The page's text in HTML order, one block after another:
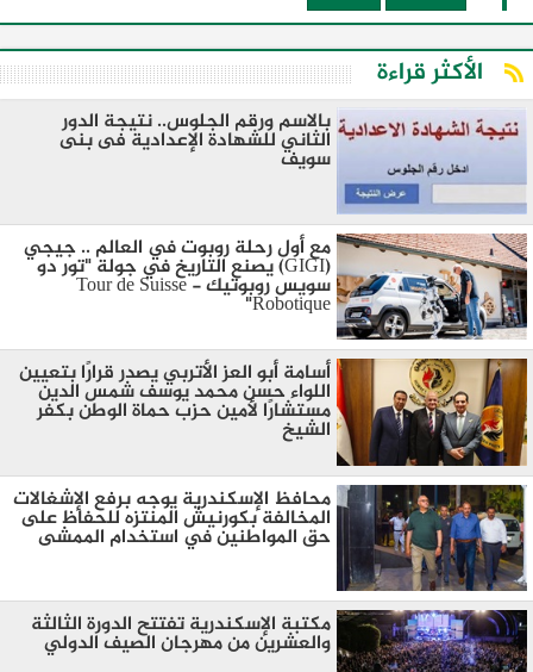
الأكثر قراءة
بالاسم ورقم الجلوس.. نتيجة الدور
الثاني للشهادة الإعدادية فى بنى
سويف
مع أول رحلة روبوت في العالم .. جيجي
(GIGI) يصنع التاريخ في جولة "تور دو
سويس روبوتيك - Tour de Suisse
Robotique"
أسامة أبو العز الأتربي يصدر قرارًا بتعيين
اللواء حسن محمد يوسف شمس الدين
مستشارًا لأمين حزب حماة الوطن بكفر
الشيخ
محافظ الإسكندرية يوجه برفع الإشغالات
المخالفة بكورنيش المنتزه للحفاظ على
حق المواطنين في استخدام الممشى
مكتبة الإسكندرية تفتتح الدورة الثالثة
والعشرين من مهرجان الصيف الدولي